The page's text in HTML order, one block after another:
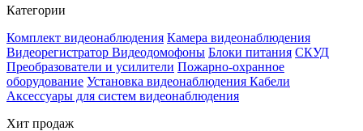
Категории
Комплект видеонаблюдения Камера видеонаблюдения
Видеорегистратор Видеодомофоны Блоки питания СКУД
Преобразователи и усилители Пожарно-охранное
оборудование Установка видеонаблюдения Кабели
Аксессуары для систем видеонаблюдения
Хит продаж